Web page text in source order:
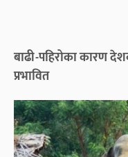
बाढी-पहिरोका कारण
प्रभावित